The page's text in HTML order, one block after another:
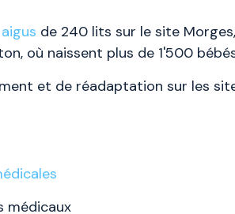
de 240 lits sur le site
où naissent plus de 1'500
et de réadaptation sur les
médicaux